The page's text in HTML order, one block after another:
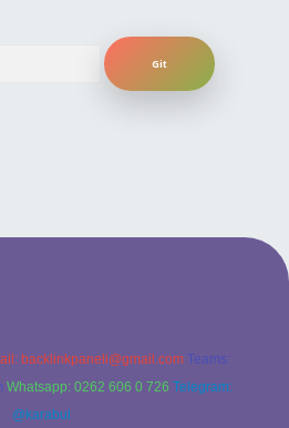
backlinkpaneli@gmail.com Teams:
Whatsapp: 0262 606 0 726 Telegram:
@karabul